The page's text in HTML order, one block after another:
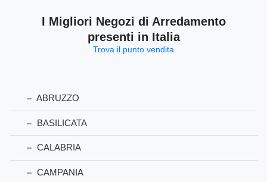
I Migliori Negozi di Arredamento
presenti in Italia
Trova il punto vendita
ABRUZZO
BASILICATA
CALABRIA
CAMPANIA